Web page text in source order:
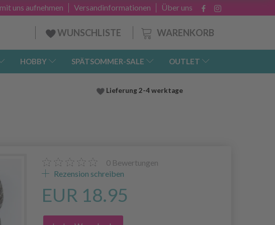
Über uns
Versandinformationen
uns aufnehmen
WARENKORB
WUNSCHLISTE
HOBBY SPÄTSOMMER-SALE OUTLET
Lieferung 2-4 werktage
0 Bewertungen
Rezension schreiben
EUR 18.95